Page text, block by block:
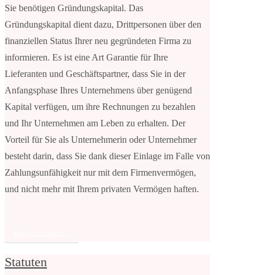
Sie benötigen Gründungskapital. Das
Gründungskapital dient dazu, Drittpersonen über den
finanziellen Status Ihrer neu gegründeten Firma zu
informieren. Es ist eine Art Garantie für Ihre
Lieferanten und Geschäftspartner, dass Sie in der
Anfangsphase Ihres Unternehmens über genügend
Kapital verfügen, um ihre Rechnungen zu bezahlen
und Ihr Unternehmen am Leben zu erhalten. Der
Vorteil für Sie als Unternehmerin oder Unternehmer
besteht darin, dass Sie dank dieser Einlage im Falle von
Zahlungsunfähigkeit nur mit dem Firmenvermögen,
und nicht mehr mit Ihrem privaten Vermögen haften.
Statuten